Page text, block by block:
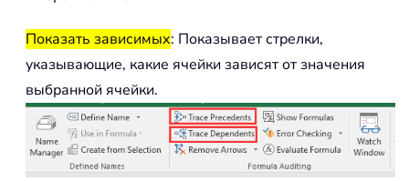
Показать зависимых: Показывает стрелки,
указывающие, какие ячейки зависят от значения
выбранной ячейки.